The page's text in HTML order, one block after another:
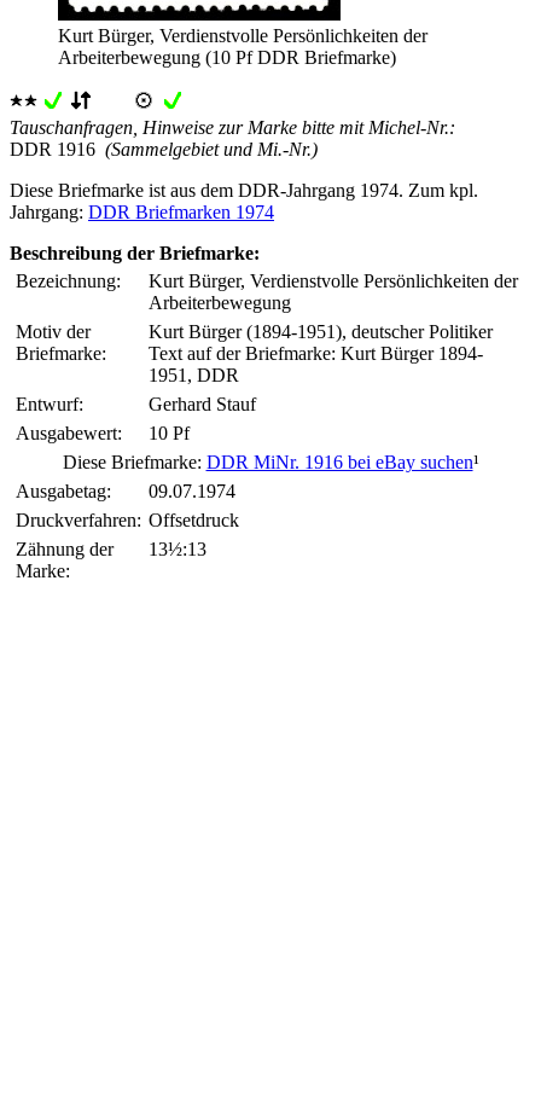
Kurt Bürger, Verdienstvolle Persönlichkeiten der
Arbeiterbewegung (10 Pf DDR Briefmarke)
Tauschanfragen, Hinweise zur Marke bitte mit Michel-Nr.:
DDR 1916 (Sammelgebiet und Mi.-Nr.)
Diese Briefmarke ist aus dem DDR-Jahrgang 1974. Zum kpl.
Jahrgang: DDR Briefmarken 1974
Beschreibung der Briefmarke:
Bezeichnung:
Kurt Bürger, Verdienstvolle Persönlichkeiten der
Arbeiterbewegung
Motiv der
Briefmarke:
Kurt Bürger (1894-1951), deutscher Politiker
Text auf der Briefmarke: Kurt Bürger 1894-
1951, DDR
Entwurf:
Gerhard Stauf
Ausgabewert:
10 Pf
Diese Briefmarke: DDR MiNr. 1916 bei eBay suchen¹
Ausgabetag:
09.07.1974
Druckverfahren: Offsetdruck
Zähnung der
Marke:
13½:13